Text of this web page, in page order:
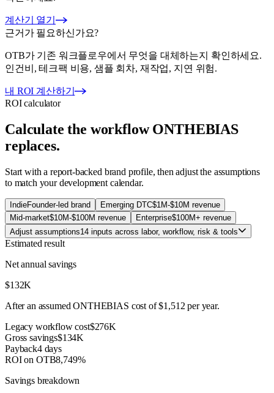
계산기 열기
근거가 필요하신가요?
OTB가 기존 워크플로우에서 무엇을 대체하는지 확인하세요.
인건비, 테크팩 비용, 샘플 회차, 재작업, 지연 위험.
내 ROI 계산하기
ROI calculator
Calculate the workflow ONTHEBIAS
replaces.
Start with a report-backed brand profile, then adjust the assumptions
to match your development calendar.
IndieFounder-led brand Emerging DTC$1M-$10M revenue
Mid-market$10M-$100M revenue Enterprise$100M+ revenue
Adjust assumptions14 inputs across labor, workflow, risk & tools
Estimated result
Net annual savings
$132K
After an assumed ONTHEBIAS cost of$1,512 per year.
Legacy workflow cost$276K
Gross savings$134K
Payback4 days
ROI on OTB8,749%
Savings breakdown